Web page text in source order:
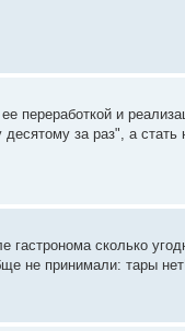
переработкой и
за раз", а стать
сколько
не принимали: тары